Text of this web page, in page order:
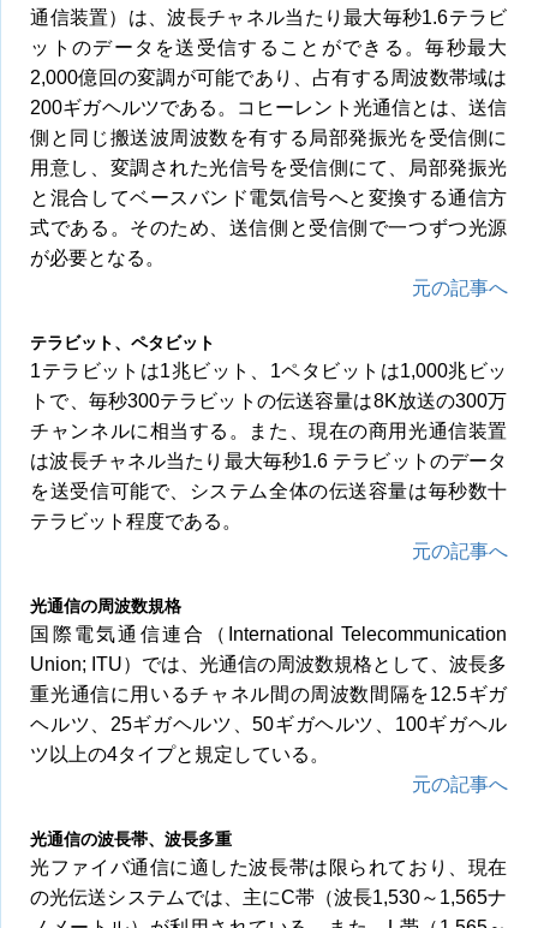
通信装置）は、波長チャネル当たり最大毎秒1.6テラビ
ットのデータを送受信することができる。毎秒最大
2,000億回の変調が可能であり、占有する周波数帯域は
200ギガヘルツである。コヒーレント光通信とは、送信
側と同じ搬送波周波数を有する局部発振光を受信側に
用意し、変調された光信号を受信側にて、局部発振光
と混合してベースバンド電気信号へと変換する通信方
式である。そのため、送信側と受信側で一つずつ光源
が必要となる。
元の記事へ
テラビット、ペタビット
1テラビットは1兆ビット、1ペタビットは1,000兆ビッ
トで、毎秒300テラビットの伝送容量は8K放送の300万
チャンネルに相当する。また、現在の商用光通信装置
は波長チャネル当たり最大毎秒1.6 テラビットのデータ
を送受信可能で、システム全体の伝送容量は毎秒数十
テラビット程度である。
元の記事へ
光通信の周波数規格
国際電気通信連合（International Telecommunication
Union; ITU）では、光通信の周波数規格として、波長多
重光通信に用いるチャネル間の周波数間隔を12.5ギガ
ヘルツ、25ギガヘルツ、50ギガヘルツ、100ギガヘル
ツ以上の4タイプと規定している。
元の記事へ
光通信の波長帯、波長多重
光ファイバ通信に適した波長帯は限られており、現在
の光伝送システムでは、主にC帯（波長1,530～1,565ナ